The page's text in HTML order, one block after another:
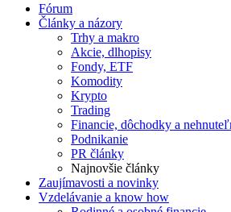
Fórum
Články a názory
Trhy a makro
Akcie, dlhopisy
Fondy, ETF
Komodity
Krypto
Trading
Financie, dôchodky a
Podnikanie
PR články
Najnovšie články
Zaujímavosti a novinky
Vzdelávanie a know how